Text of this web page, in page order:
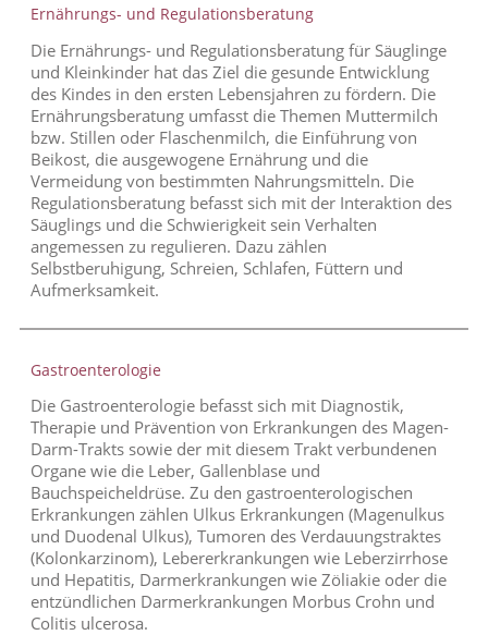
Ernährungs- und Regulationsberatung
Die Ernährungs- und Regulationsberatung für Säuglinge
und Kleinkinder hat das Ziel die gesunde Entwicklung
des Kindes in den ersten Lebensjahren zu fördern. Die
Ernährungsberatung umfasst die Themen Muttermilch
bzw. Stillen oder Flaschenmilch, die Einführung von
Beikost, die ausgewogene Ernährung und die
Vermeidung von bestimmten Nahrungsmitteln. Die
Regulationsberatung befasst sich mit der Interaktion des
Säuglings und die Schwierigkeit sein Verhalten
angemessen zu regulieren. Dazu zählen
Selbstberuhigung, Schreien, Schlafen, Füttern und
Aufmerksamkeit.
Gastroenterologie
Die Gastroenterologie befasst sich mit Diagnostik,
Therapie und Prävention von Erkrankungen des Magen-
Darm-Trakts sowie der mit diesem Trakt verbundenen
Organe wie die Leber, Gallenblase und
Bauchspeicheldrüse. Zu den gastroenterologischen
Erkrankungen zählen Ulkus Erkrankungen (Magenulkus
und Duodenal Ulkus), Tumoren des Verdauungstraktes
(Kolonkarzinom), Lebererkrankungen wie Leberzirrhose
und Hepatitis, Darmerkrankungen wie Zöliakie oder die
entzündlichen Darmerkrankungen Morbus Crohn und
Colitis ulcerosa.